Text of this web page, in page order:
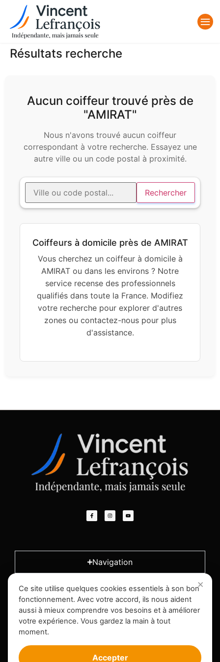
Résultats recherche
Aucun coiffeur trouvé près de
"AMIRAT"
Nous n'avons trouvé aucun coiffeur
correspondant à votre recherche. Essayez une
autre ville ou un code postal à proximité.
Rechercher
Coiffeurs à domicile près de AMIRAT
Vous cherchez un coiffeur à domicile à
AMIRAT ou dans les environs ? Notre
service recense des professionnels
qualifiés dans toute la France. Modifiez
votre recherche pour explorer d'autres
zones ou contactez-nous pour plus
d'assistance.
Navigation
L'entreprise
Infos légales
Ce site utilise quelques cookies essentiels à son bon
fonctionnement. Avec votre accord, ils nous aident
aussi à mieux comprendre vos besoins et à améliorer
votre expérience. Vous gardez la main à tout
moment.
Accepter